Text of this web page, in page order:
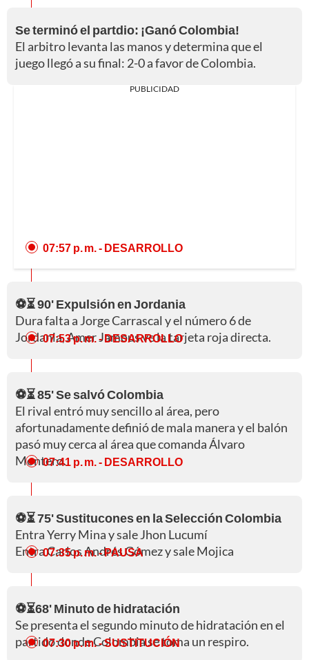
Se terminó el partdio: ¡Ganó Colombia!
El arbitro levanta las manos y determina que el
juego llegó a su final: 2-0 a favor de Colombia.
PUBLICIDAD
07:57 p. m. - DESARROLLO
⚽⏳ 90' Expulsión en Jordania
Dura falta a Jorge Carrascal y el número 6 de
Jordania, Amer Jamous ve la tarjeta roja directa.
07:53 p. m.- DESARROLLO
⚽⏳ 85' Se salvó Colombia
El rival entró muy sencillo al área, pero
afortunadamente definió de mala manera y el balón
pasó muy cerca al área que comanda Álvaro
Montero.07:41 p. m. - DESARROLLO
⚽⏳ 75' Sustitucones en la Selección Colombia
Entra Yerry Mina y sale Jhon Lucumí
Entra Carlos Andrés Gómez y sale Mojica
07:35 p. m.- PAUSA
⚽⏳68' Minuto de hidratación
Se presenta el segundo minuto de hidratación en el
partido donde Colombia se toma un respiro.
07:30 p. m.- SUSTITUCIÓN